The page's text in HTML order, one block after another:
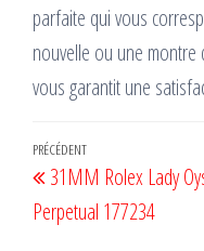
parfaite qui vous
nouvelle ou une montre
vous garantit une
Navigation
de
l’article
Article
précédent
PRÉCÉDENT
31MM Rolex Lady
Perpetual 177234